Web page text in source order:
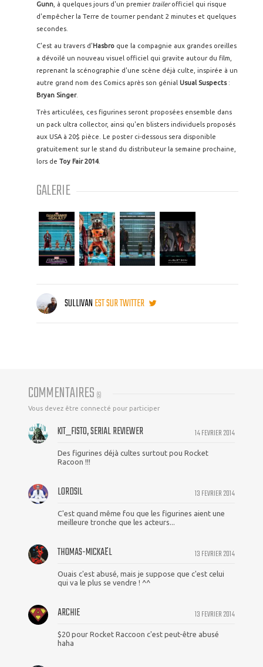
Gunn , à quelques jours d'un premier trailerofficiel qui risque
d'empêcher la Terre de tourner pendant 2 minutes et quelques
secondes.
C'est au travers d'Hasbro que la compagnie aux grandes oreilles
a dévoilé un nouveau visuel officiel qui gravite autour du film,
reprenant la scénographie d'une scène déjà culte, inspirée à un
autre grand nom des Comics après son génial Usual Suspects:
Bryan Singer.
Très articulées, ces figurines seront proposées ensemble dans
un pack ultra collector, ainsi qu'en blisters individuels proposés
aux USA à 20$ pièce. Le poster ci-dessous sera disponible
gratuitement sur le stand du distributeur la semaine prochaine,
lors de Toy Fair 2014.
GALERIE
SULLIVANEST SUR TWITTER
COMMENTAIRES (5)
Vous devez être connecté pour participer
14 FEVRIER 2014
KIT_FISTO, SERIAL REVIEWER
Des figurines déjà cultes surtout pou Rocket
Racoon !!!
13 FEVRIER 2014
LORDSIL
C'est quand même fou que les figurines aient une
meilleure tronche que les acteurs...
13 FEVRIER 2014
THOMAS-MICKAËL
Ouais c'est abusé, mais je suppose que c'est celui
qui va le plus se vendre ! ^^
13 FEVRIER 2014
ARCHIE
$20 pour Rocket Raccoon c'est peut-être abusé
haha